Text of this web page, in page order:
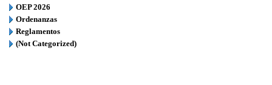
OEP 2026
Ordenanzas
Reglamentos
(Not Categorized)